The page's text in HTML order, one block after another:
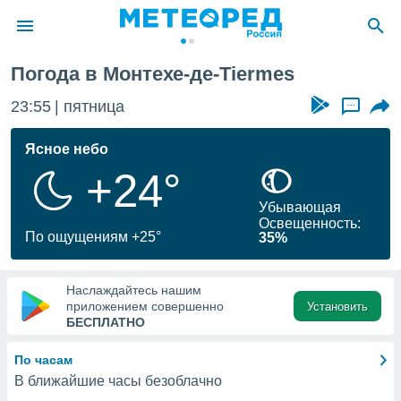
о
Вы можете
к этому
доступ
Погода в Монтехе-де-Tiermes
23:55 пятница ...
Ясное небо
+24°
По ощущениям +25°
Убывающая
Освещенность:
35%
Наслаждайтесь нашим
приложением совершенно
БЕСПЛАТНО
Установить
По часам
В ближайшие часы безоблачно